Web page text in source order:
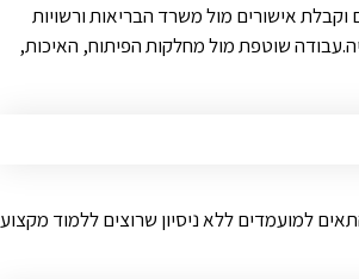
וקבלת אישורים מול משרד הבריאות ורשויות
שוטפת מול מחלקות הפיתוח, האיכות,
למועמדים ללא ניסיון שרוצים ללמוד מקצוע